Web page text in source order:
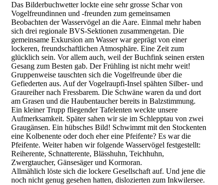
Das Bilderbuchwetter lockte eine sehr grosse Schar von
Vogelfreundinnen und -freunden zum gemeinsamen
Beobachten der Wasservögel an die Aare. Einmal mehr haben
sich drei regionale BVS-Sektionen zusammengetan. Die
gemeinsame Exkursion am Wasser war geprägt von einer
lockeren, freundschaftlichen Atmosphäre. Eine Zeit zum
glücklich sein. Vor allem auch, weil der Buchfink seinen ersten
Gesang zum Besten gab. Der Frühling ist nicht mehr weit!
Gruppenweise tauschten sich die Vogelfreunde über die
Gefiederten aus. Auf der Vogelraupfi-Insel spähten Silber- und
Graureiher nach Fressbarem. Die Schwäne waren da und dort
am Grasen und die Haubentaucher bereits in Balzstimmung.
Ein kleiner Trupp fliegender Tafelenten weckte unsere
Aufmerksamkeit. Später sahen wir sie im Schlepptau von zwei
Graugänsen. Ein hübsches Bild! Schwimmt mit den Stockenten
eine Kolbenente oder doch eher eine Pfeifente? Es war die
Pfeifente. Weiter haben wir folgende Wasservögel festgestellt:
Reiherente, Schnatterente, Blässhuhn, Teichhuhn,
Zwergtaucher, Gänsesäger und Kormoran.
Allmählich löste sich die lockere Gesellschaft auf. Und jene die
noch nicht genug gesehen hatten, dislozierten zum Inkwilersee.